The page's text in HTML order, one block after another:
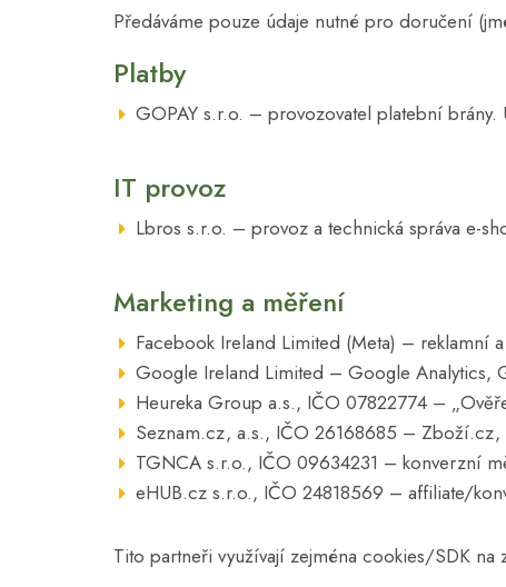
Předáváme pouze údaje nutné pro doručení
Platby
GOPAY s.r.o. – provozovatel platební
IT provoz
Lbros s.r.o. – provoz a technická správa e-
Marketing a měření
Facebook Ireland Limited (Meta) – reklamní
Google Ireland Limited – Google Analytics,
Heureka Group a.s., IČO 07822774 –
Seznam.cz, a.s., IČO 26168685 – Zboží.cz,
TGNCA s.r.o., IČO 09634231 – konverzní
eHUB.cz s.r.o., IČO 24818569 – affiliate/
Tito partneři využívají zejména cookies/SDK na